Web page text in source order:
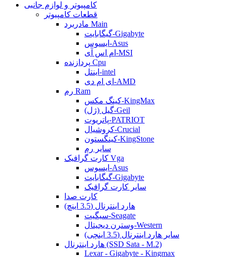
کامپیوتر و لوازم جانبی
قطعات کامپیوتر
مادربرد Main
گیگابایت-Gigabyte
ایسوس-Asus
ام اس آی-MSI
پردازنده Cpu
اینتل-intel
ای ام دی-AMD
رم Ram
کینگ مکس-KingMax
گیل (ژل)-Geil
پاتریوت-PATRIOT
کروشیال-Crucial
کینگستون-KingStone
سایر رم
کارت گرافیک Vga
ایسوس-Asus
گیگابایت-Gigabyte
سایر کارت گرافیک
کارت صدا
هارد اینترنال (3.5 اینچ)
سیگیت-Seagate
وسترن دیجیتال-Western
سایر هارد اینترنال (3.5 اینچی)
هارد اینترنال (SSD Sata - M.2)
Lexar - Gigabyte - Kingmax